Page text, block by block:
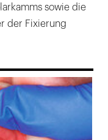
sowie die
der Fixierung